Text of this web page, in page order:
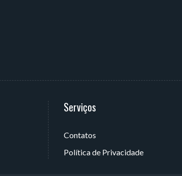
Serviços
Contatos
Política de Privacidade
João Pessoa - PB, Brasil